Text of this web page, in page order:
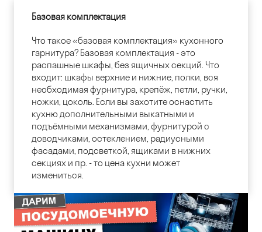
Базовая комплектация
Что такое «базовая комплектация» кухонного
гарнитура? Базовая комплектация - это
распашные шкафы, без ящичных секций. Что
входит: шкафы верхние и нижние, полки, вся
необходимая фурнитура, крепёж, петли, ручки,
ножки, цоколь. Если вы захотите оснастить
кухню дополнительными выкатными и
подъёмными механизмами, фурнитурой с
доводчиками, остеклением, радиусными
фасадами, подсветкой, ящиками в нижних
секциях и пр. - то цена кухни может
измениться.